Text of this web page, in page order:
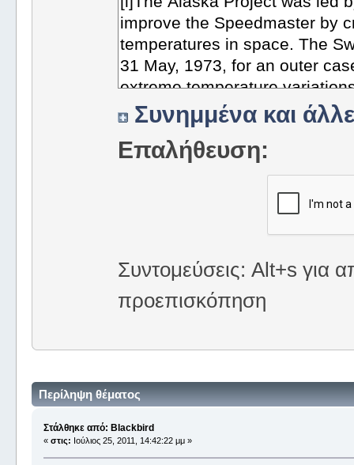
Συνημμένα και
Επαλήθευση:
Συντομεύσεις: Alt+s για
προεπισκόπηση
Περίληψη θέματος
Στάλθηκε από: Blackbird
« στις: Ιούλιος 25, 2011, 14:42:22 μμ »